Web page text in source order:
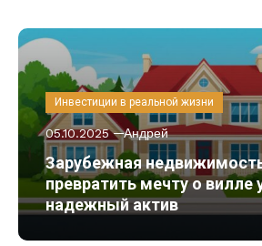
Инвестиции в реальной жизни
05.10.2025 Андрей
Зарубежная
превратить мечту о вилле
надежный актив